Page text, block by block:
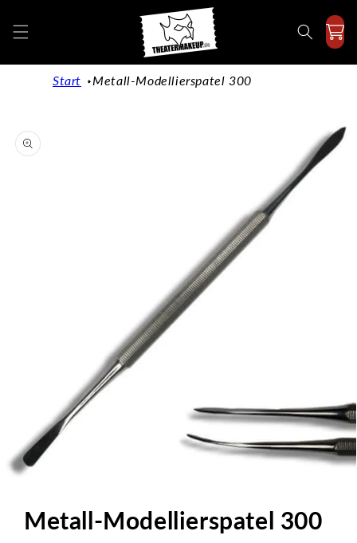
Inhalt
Start Metall-Modellierspatel 300
Modal
öffnenMetall-Modellierspatel 300